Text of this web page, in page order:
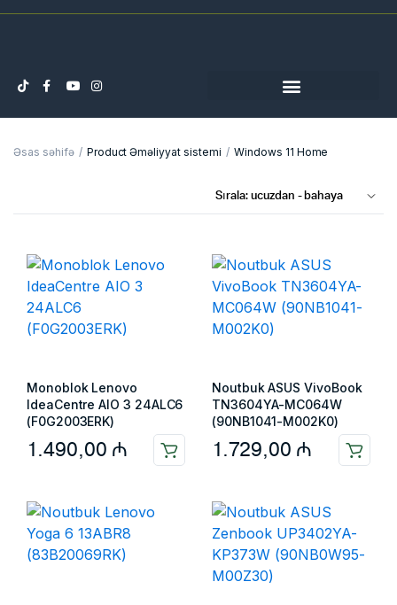
Əsas səhifə Product Əməliyyat sistemi Windows 11 Home
Monoblok Lenovo
IdeaCentre AIO 3 24ALC6
(F0G2003ERK)
1.490,00 ₼
Noutbuk ASUS VivoBook
TN3604YA-MC064W
(90NB1041-M002K0)
1.729,00 ₼